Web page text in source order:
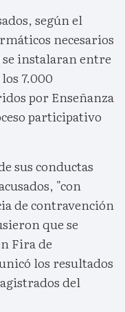
según el
necesarios
instalaran entre
7.000
por Enseñanza
participativo
sus conductas
"con
de contravención
que se
Fira de
los resultados
del